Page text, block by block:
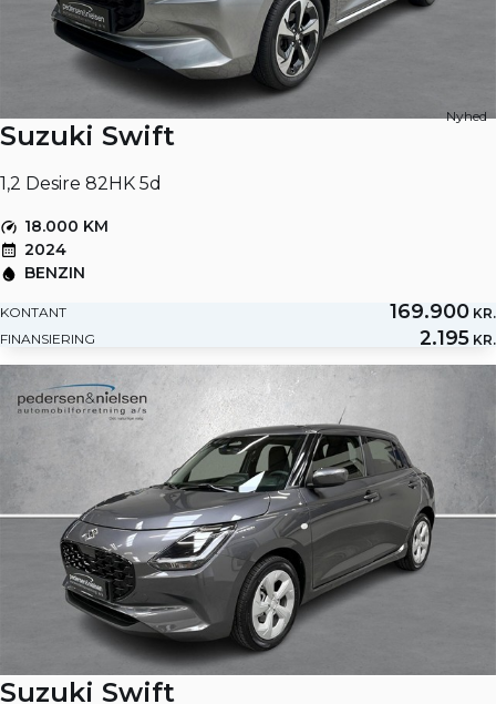
Nyhed
Suzuki Swift
1,2 Desire 82HK 5d
18.000 KM
2024
BENZIN
KONTANT 169.900 KR.
FINANSIERING
2.195 KR.
Suzuki Swift